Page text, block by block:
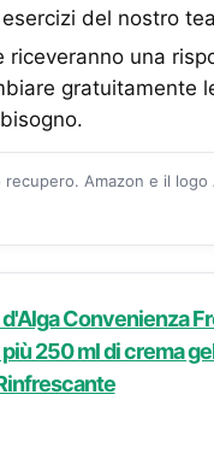
del nostro
riceveranno una
gratuitamente
Amazon e il
Convenienza
più 250 ml di crema